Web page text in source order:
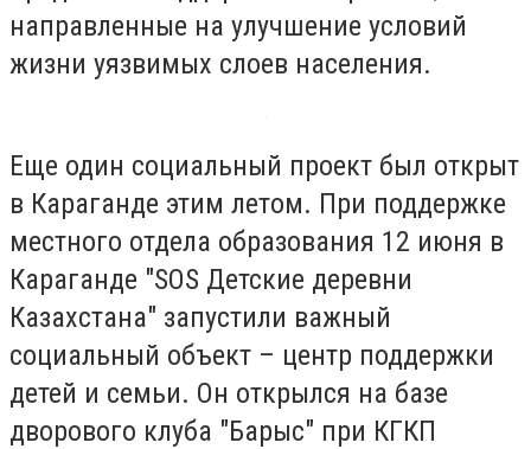
направленные на улучшение условий
жизни уязвимых слоев населения.
Еще один социальный проект был открыт
в Караганде этим летом. При поддержке
местного отдела образования 12 июня в
Караганде "SOS Детские деревни
Казахстана" запустили важный
социальный объект – центр поддержки
детей и семьи. Он открылся на базе
дворового клуба "Барыс" при КГКП